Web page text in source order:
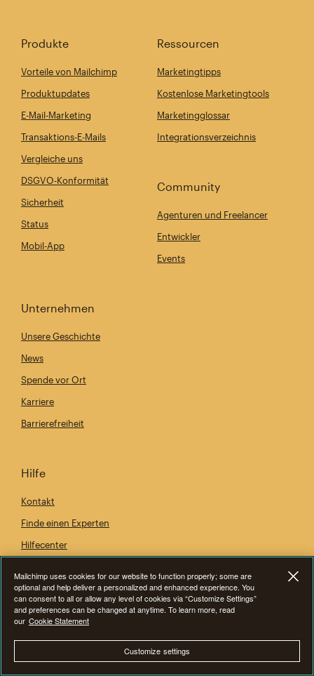
Produkte
Vorteile von Mailchimp
Produktupdates
E-Mail-Marketing
Transaktions-E-Mails
Vergleiche uns
DSGVO-Konformität
Sicherheit
Status
Mobil-App
Ressourcen
Marketingtipps
Kostenlose Marketingtools
Marketingglossar
Integrationsverzeichnis
Community
Agenturen und Freelancer
Entwickler
Events
Unternehmen
Unsere Geschichte
News
Spende vor Ort
Karriere
Barrierefreiheit
Hilfe
Kontakt
Finde einen Experten
Hilfecenter
Mailchimp uses cookies for our website to function properly; some are
optional and help deliver a personalized and enhanced experience. You
can consent to all or allow any level of cookies via “Customize Settings”
and preferences can be changed at anytime. To learn more, read
our Cookie Statement
Customize settings